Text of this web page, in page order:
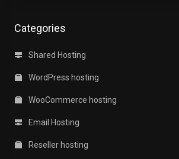
Categories
Shared Hosting
WordPress hosting
WooCommerce hosting
Email Hosting
Reseller hosting